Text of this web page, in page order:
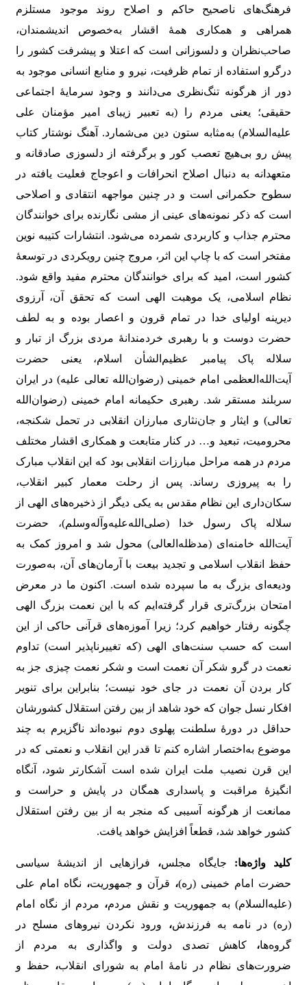
فرهنگ‌های ناصحیح حاکم و اصلاح روند موجود مستلزم
همراهی و همکاری همۀ اقشار به‌خصوص اندیشمندان،
صاحب‌نظران و دلسوزانی است که اعتلا و پیشرفت کشور را
درگرو استفاده از تمام ظرفیت، نیرو و منابع انسانی موجود به‌
دور از هرگونه تنگ‌نظری می‌دانند و وجود سرمایۀ اجتماعی
حقیقی؛ یعنی مردم را (به تعبیر زیبای امیر مؤمنان علی
علیه‌السلام) به‌مثابه ستون دین می‌شمارد. آهنگ نوشتار کتاب
پیش رو بی‌هیچ تعصب کور و برگرفته از دلسوزی صادقانه و
متعهدانه به دنبال اصلاح انحرافات و اعوجاج فعلیت یافته در
سطوح حکمرانی است و در چنین مواجهه انتقادی و اصلاحی
است که ذکر نمونه‌های عینی از مشی نگارنده برای خوانندگان
محترم جذاب و کاربردی شمرده می‌شود. انتشارات کتیبه نوین
مفتخر است که با چاپ این اثر، مروج چنین رویکردی در توسعۀ
کشور است، امید که برای خوانندگان محترم مفید واقع شود.
نظام اسلامی، یک موهبت الهی است که تحقق آن، آرزوی
دیرینه اولیای خدا در تمام قرون و اعصار بوده و به لطف
حضرت دوست و با رهبری خردمندانۀ مردی بزرگ از تبار و
سلاله پاک پیامبر عظیم‌الشأن اسلام، یعنی حضرت
آیت‌الله‌العظمی امام خمینی (رضوان‌الله تعالی علیه) در ایران
سربلند مستقر شد. رهبری حکیمانه امام خمینی (رضوان‌الله
تعالی) و ایثار و جا‌ن‌نثاری مبارزان انقلابی در تحمل شکنجه،
محرومیت، تبعید و… در کنار متابعت و همکاری اقشار مختلف
مردم در همه مراحل مبارزات انقلابی بود که این انقلاب مبارک
را به پیروزی رساند. پس از رحلت معمار کبیر انقلاب،
سکان‌داری این نظام مقدس به یکی دیگر از ذخیره‌های الهی از
سلاله پاک رسول خدا (صلی‌الله‌علیه‌وآله‌وسلم)، حضرت
آیت‌الله خامنه‌ای (مدظله‌العالی) محول شد و امروز کمک به
حفظ انقلاب اسلامی و تجدید بیعت با آرمان‌های آن، به‌صورت
ودیعه‌ای بزرگ به ما سپرده‌ شده است. اکنون ما در معرض
امتحان بزرگ‌تری قرار گرفته‌ایم که با این نعمت بزرگ الهی
چگونه رفتار خواهیم کرد؛ زیرا آموزه‌های قرآنی حاکی از این
است که حسب سنت‌های الهی (که تغییر‌ناپذیر است) تداوم
نعمت در گرو شکر آن نعمت است و شکر نعمت چیزی جز به
کار بردن آن نعمت در جای خود نیست؛ بنابراین برای تنویر
افکار نسل جوان که خود شاهد از بین رفتن استقلال کشورشان
حداقل در دورۀ سلطنت پهلوی دوم نبوده‌اند ناگزیرم به چند
موضوع به‌اختصار اشاره‌ کنم تا قدر این انقلاب و نعمتی که در
این قرن نصیب ملت ایران شده است آشکارتر شود، آنگاه
انگیزۀ مراقبت و پاسداری همگان در پایش و حراست و
ممانعت از هرگونه آسیبی که منجر به از بین رفتن استقلال
کشور خواهد شد، قطعاً افزایش خواهد یافت.
کلید واژه‌ها: جایگاه مجلس، فرازهایی از اندیشۀ سیاسی
حضرت امام خمینی (ره)، قرآن و جمهوریت، نگاه امام علی
(علیه‌السلام) به جمهوریت و نقش مردم، مردم از نگاه امام
(ره) در نامه به فرزندش، ورود نکردن نیروهای مسلح در
گروه‌ها،کاهش تصدی دولت و واگذاری به مردم از
ضرورت‌های نظام در نامۀ امام به شورای انقلاب، حفظ و